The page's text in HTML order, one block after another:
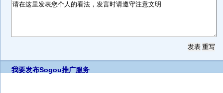
我要发布Sogou推广服务